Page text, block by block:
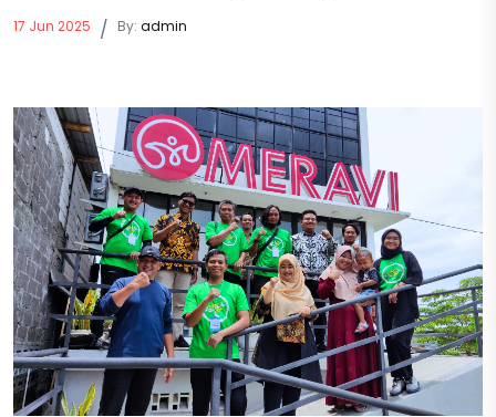
17 Jun 2025 / By: admin